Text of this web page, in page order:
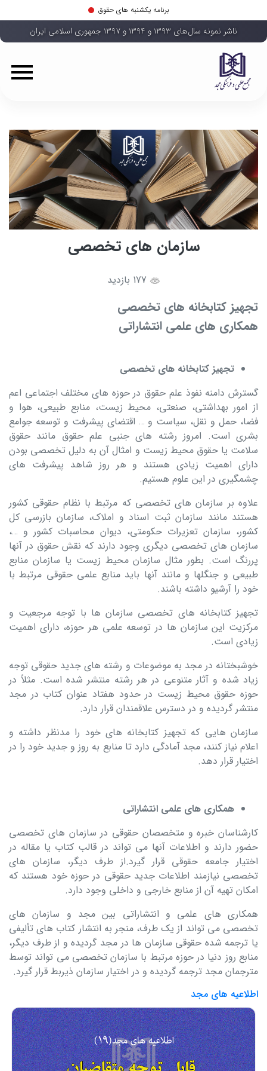
برنامه یکشنبه های حقوق
ناشر نمونه سال‌های ۱۳۹۳ و ۱۳۹۴ و ۱۳۹۷ جمهوری اسلامی ایران
سازمان های تخصصی
تجهیز کتابخانه های تخصصی
همکاری های علمی انتشاراتی
تجهیز کتابخانه های تخصصی
گسترش دامنه نفوذ علم حقوق در حوزه های مختلف اجتماعی اعم
از امور بهداشتی، صنعتی، محیط زیست، منابع طبیعی، هوا و
فضا، حمل و نقل، سیاست و … اقتضای پیشرفت و توسعه جوامع
بشری است. امروز رشته های جنبی علم حقوق مانند حقوق
سلامت یا حقوق محیط زیست و امثال آن به دلیل تخصصی بودن
دارای اهمیت زیادی هستند و هر روز شاهد پیشرفت های
چشمگیری در این علوم هستیم.
علاوه بر سازمان های تخصصی که مرتبط با نظام حقوقی کشور
هستند مانند سازمان ثبت اسناد و املاک، سازمان بازرسی کل
کشور، سازمان تعزیرات حکومتی، دیوان محاسبات کشور و …،
سازمان های تخصصی دیگری وجود دارند که نقش حقوق در آنها
پررنگ است. بطور مثال سازمان محیط زیست یا سازمان منابع
طبیعی و جنگلها و مانند آنها باید منابع علمی حقوقی مرتبط با
خود را آرشیو داشته باشند.
تجهیز کتابخانه های تخصصی سازمان ها با توجه مرجعیت و
مرکزیت این سازمان ها در توسعه علمی هر حوزه، دارای اهمیت
زیادی است.
خوشبختانه در مجد به موضوعات و رشته های جدید حقوقی توجه
زیاد شده و آثار متنوعی در هر رشته منتشر شده است. مثلاً در
حوزه حقوق محیط زیست در حدود هفتاد عنوان کتاب در مجد
منتشر گردیده و در دسترس علاقمندان قرار دارد.
سازمان هایی که تجهیز کتابخانه های خود را مدنظر داشته و
اعلام نیاز کنند، مجد آمادگی دارد تا منابع به روز و جدید خود را در
اختیار قرار دهد.
همکاری های علمی انتشاراتی
کارشناسان خبره و متخصصان حقوقی در سازمان های تخصصی
حضور دارند و اطلاعات آنها می تواند در قالب کتاب یا مقاله در
اختیار جامعه حقوقی قرار گیرد.از طرف دیگر، سازمان های
تخصصی نیازمند اطلاعات جدید حقوقی در حوزه خود هستند که
امکان تهیه آن از منابع خارجی و داخلی وجود دارد.
همکاری های علمی و انتشاراتی بین مجد و سازمان های
تخصصی می تواند از یک طرف، منجر به انتشار کتاب های تألیفی
یا ترجمه شده حقوقی سازمان ها در مجد گردیده و از طرف دیگر،
منابع روز دنیا در حوزه مرتبط با سازمان تخصصی می تواند توسط
مترجمان مجد ترجمه گردیده و در اختیار سازمان ذیربط قرار گیرد.
اطلاعیه های مجد